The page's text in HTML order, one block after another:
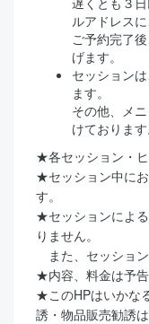
ルアドレスに
ご予約完了
げます。
セッション
ます。
その他、メ
けておりま
★各セッション・ヒ
★セッション中に
す。
★セッションによ
りません。
また、セッショ
★内容、料金は予告
★このHPはいかな
誘・物品販売勧誘